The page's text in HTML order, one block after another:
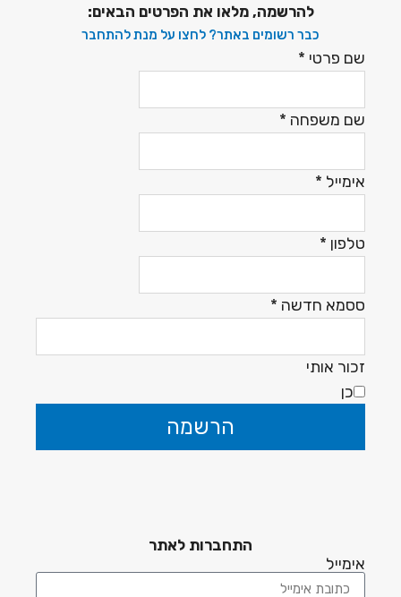
להרשמה, מלאו את הפרטים הבאים:
כבר רשומים באתר? לחצו על מנת להתחבר
שם פרטי *
שם משפחה *
אימייל *
טלפון *
ססמא חדשה *
זכור אותי
כן
הרשמה
התחברות לאתר
אימייל